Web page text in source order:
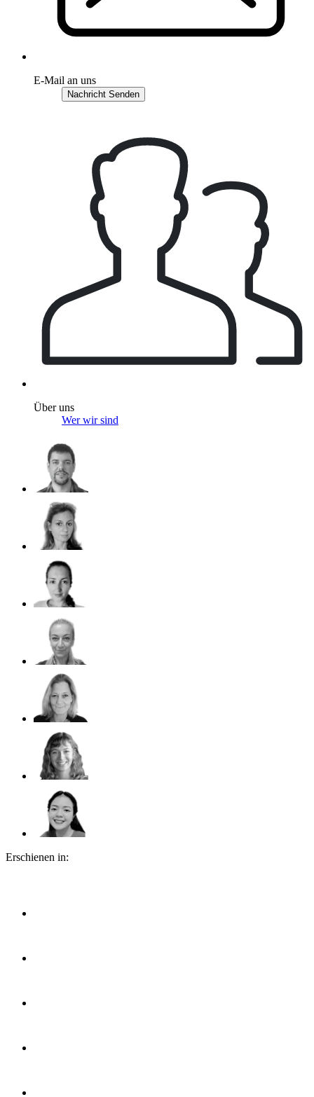
E-Mail an uns
Nachricht Senden
Über uns
Wer wir sind
Erschienen in: